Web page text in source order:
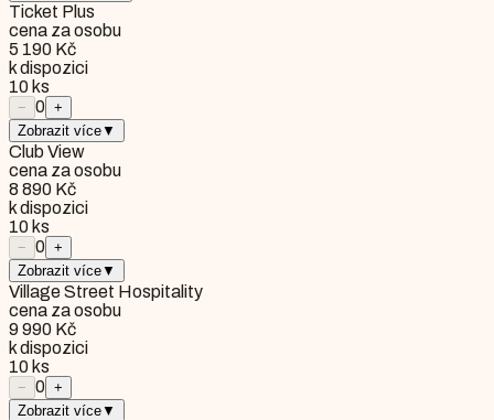
Ticket Plus
cena za osobu
5 190 Kč
k dispozici
10 ks
− 0 +
Zobrazit více▼
Club View
cena za osobu
8 890 Kč
k dispozici
10 ks
− 0 +
Zobrazit více▼
Village Street Hospitality
cena za osobu
9 990 Kč
k dispozici
10 ks
− 0 +
Zobrazit více▼